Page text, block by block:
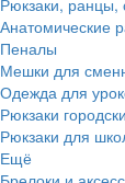
Рюкзаки, ранцы,
Анатомические
Пеналы
Мешки для
Одежда для
Рюкзаки
Рюкзаки для
Ещё